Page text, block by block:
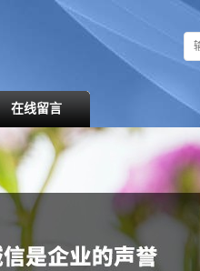
在线留言